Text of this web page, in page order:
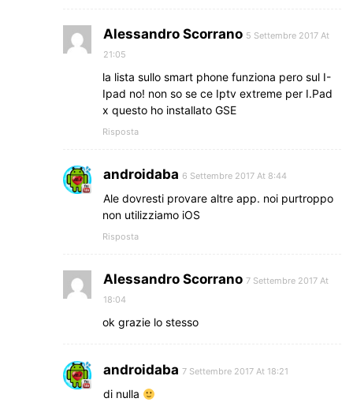
Alessandro Scorrano 5 Settembre 2017 At
21:05
la lista sullo smart phone funziona pero sul I-
Ipad no! non so se ce Iptv extreme per I.Pad
x questo ho installato GSE
Risposta
androidaba 6 Settembre 2017 At 8:44
Ale dovresti provare altre app. noi purtroppo
non utilizziamo iOS
Risposta
Alessandro Scorrano 7 Settembre 2017 At
18:04
ok grazie lo stesso
androidaba 7 Settembre 2017 At 18:21
di nulla